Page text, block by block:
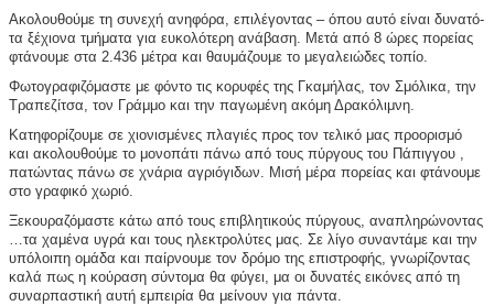
Ακολουθούμε τη συνεχή ανηφόρα, επιλέγοντας – όπου αυτό είναι δυνατό-
τα ξέχιονα τμήματα για ευκολότερη ανάβαση. Μετά από 8 ώρες πορείας
φτάνουμε στα 2.436 μέτρα και θαυμάζουμε το μεγαλειώδες τοπίο.
Φωτογραφιζόμαστε με φόντο τις κορυφές της Γκαμήλας, τον Σμόλικα, την
Τραπεζίτσα, τον Γράμμο και την παγωμένη ακόμη Δρακόλιμνη.
Κατηφορίζουμε σε χιονισμένες πλαγιές προς τον τελικό μας προορισμό
και ακολουθούμε το μονοπάτι πάνω από τους πύργους του Πάπιγγου ,
πατώντας πάνω σε χνάρια αγριόγιδων. Μισή μέρα πορείας και φτάνουμε
στο γραφικό χωριό.
Ξεκουραζόμαστε κάτω από τους επιβλητικούς πύργους, αναπληρώνοντας
…τα χαμένα υγρά και τους ηλεκτρολύτες μας. Σε λίγο συναντάμε και την
υπόλοιπη ομάδα και παίρνουμε τον δρόμο της επιστροφής, γνωρίζοντας
καλά πως η κούραση σύντομα θα φύγει, μα οι δυνατές εικόνες από τη
συναρπαστική αυτή εμπειρία θα μείνουν για πάντα.